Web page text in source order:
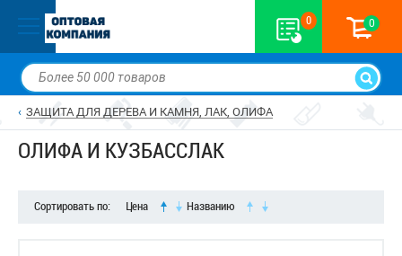
0 0
ЗАЩИТА ДЛЯ ДЕРЕВА И КАМНЯ, ЛАК, ОЛИФА
ОЛИФА И КУЗБАССЛАК
Сортировать по: Цена Названию